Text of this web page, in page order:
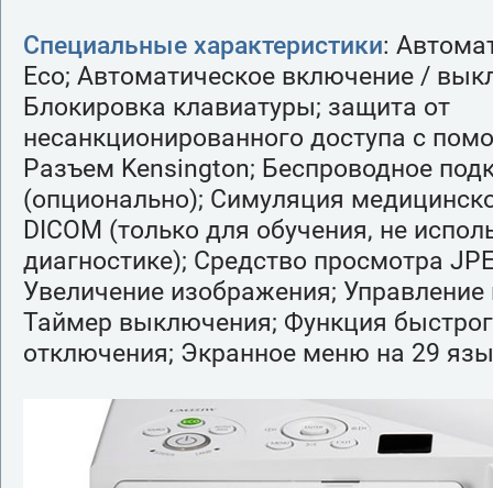
Специальные характеристики:
Eco; Автоматическое включение /
Блокировка клавиатуры; защита от
несанкционированного доступа с
Разъем Kensington; Беспроводное
(опционально); Симуляция
DICOM (только для обучения, не
диагностике); Средство просмотра
Увеличение изображения; Управление
Таймер выключения; Функция
отключения; Экранное меню на 29